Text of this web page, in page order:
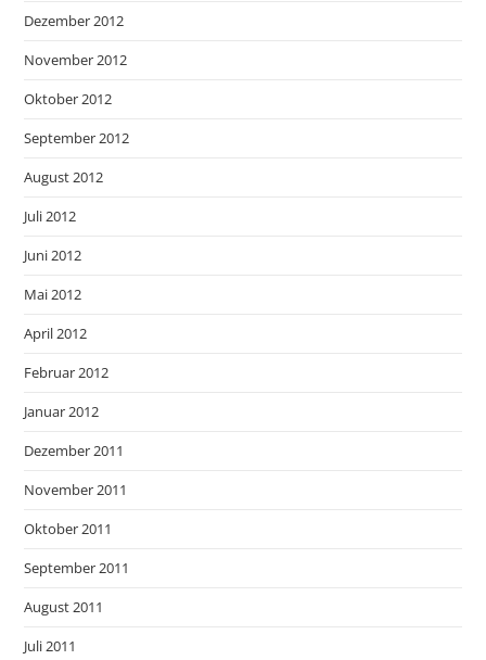
Dezember 2012
November 2012
Oktober 2012
September 2012
August 2012
Juli 2012
Juni 2012
Mai 2012
April 2012
Februar 2012
Januar 2012
Dezember 2011
November 2011
Oktober 2011
September 2011
August 2011
Juli 2011